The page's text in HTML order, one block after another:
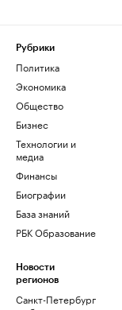
Рубрики
Политика
Экономика
Общество
Бизнес
Технологии и
медиа
Финансы
Биографии
База знаний
РБК Образование
Новости
регионов
Санкт-Петербург